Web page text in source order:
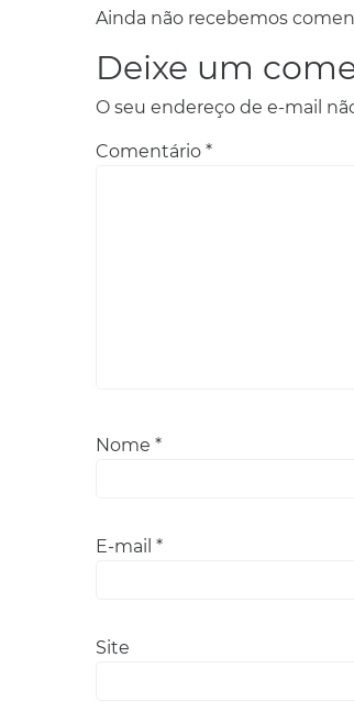
Ainda não recebemos
Deixe um
O seu endereço de e-mail
Comentário *
Nome *
E-mail *
Site